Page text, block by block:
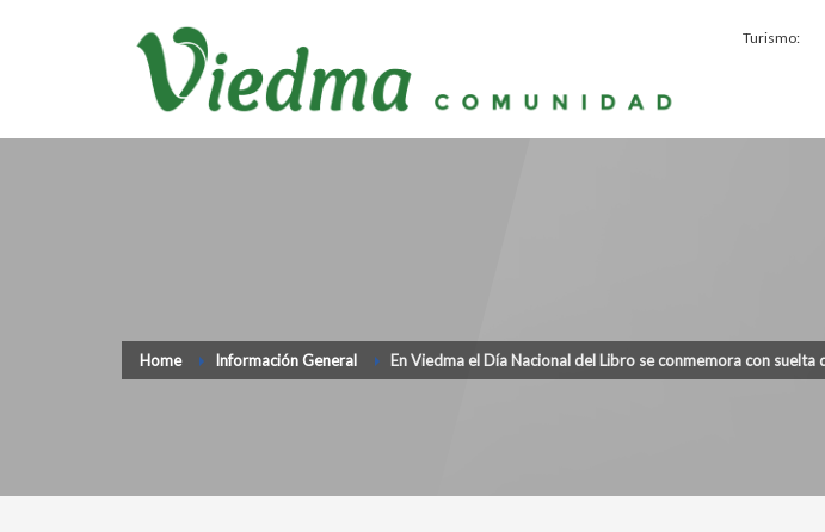
Turismo:
Home Información General En Viedma el Día Nacional del Libro se conmemora con